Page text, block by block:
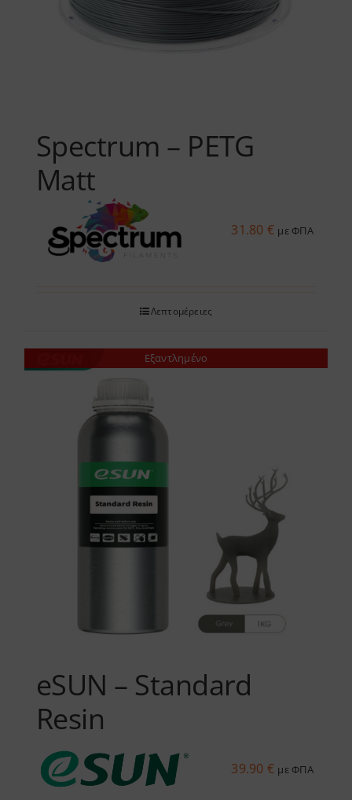
σελίδα
Spectrum – PETG
Matt
31.80 € με ΦΠΑ
Λεπτομέρειες
Εξαντλημένο
eSUN – Standard
Resin
39.90 € με ΦΠΑ